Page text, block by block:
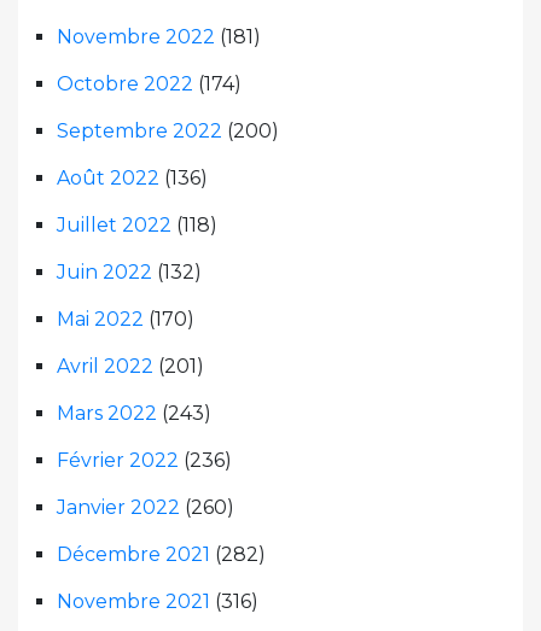
Novembre 2022 (181)
Octobre 2022 (174)
Septembre 2022 (200)
Août 2022 (136)
Juillet 2022 (118)
Juin 2022 (132)
Mai 2022 (170)
Avril 2022 (201)
Mars 2022 (243)
Février 2022 (236)
Janvier 2022 (260)
Décembre 2021 (282)
Novembre 2021 (316)